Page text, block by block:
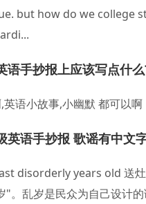
but how do we college
语手抄报上应该写点什
英语小故事,小幽默 都可以啊
英语手抄报 歌谣有中文
disorderly years old 送
"。乱岁是民众为自己设计